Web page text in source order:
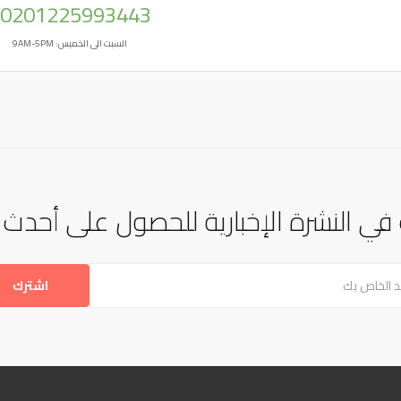
السبت الى الخميس: 9AM-5PM
النشرة الإخبارية للحصول على أحدث